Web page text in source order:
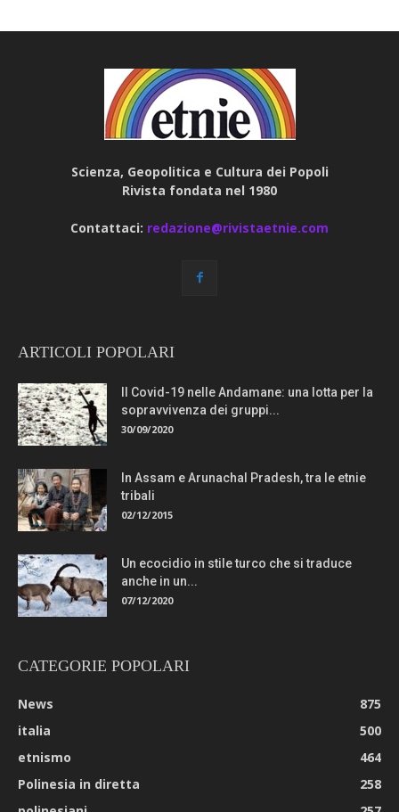
Scienza, Geopolitica e Cultura dei Popoli
Rivista fondata nel 1980
Contattaci: redazione@rivistaetnie.com
ARTICOLI POPOLARI
Il Covid-19 nelle Andamane: una lotta per la
sopravvivenza dei gruppi...
30/09/2020
In Assam e Arunachal Pradesh, tra le etnie
tribali
02/12/2015
Un ecocidio in stile turco che si traduce
anche in un...
07/12/2020
CATEGORIE POPOLARI
News
875
italia
500
etnismo
464
Polinesia in diretta
258